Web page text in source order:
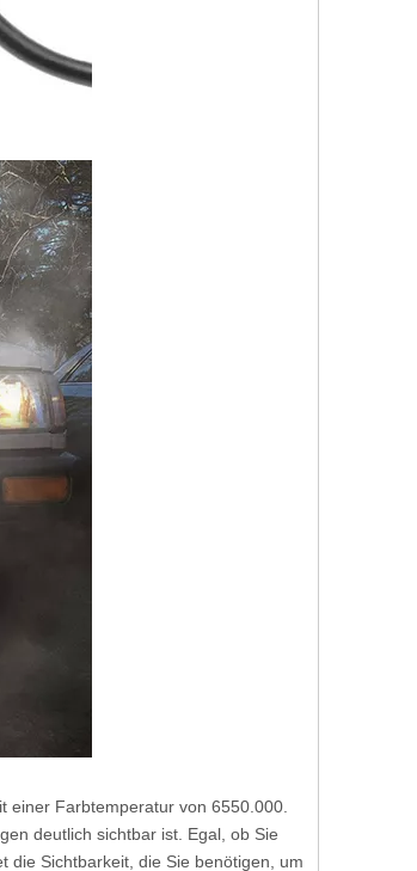
einer Farbtemperatur von 6550.000.
deutlich sichtbar ist. Egal, ob Sie
die Sichtbarkeit, die Sie benötigen, um